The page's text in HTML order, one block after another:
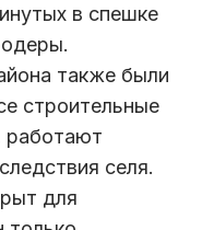
в спешке
также были
строительные
работают
селя.
для